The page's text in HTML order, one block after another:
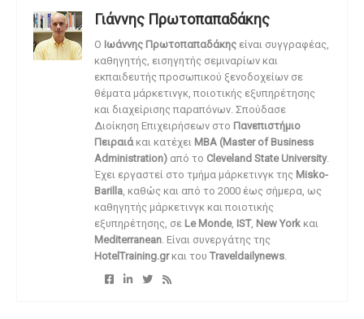
Γιάννης Πρωτοπαπαδάκης
O Ιωάννης Πρωτοπαπαδάκης είναι συγγραφέας,
καθηγητής, εισηγητής σεμιναρίων και
εκπαιδευτής προσωπικού ξενοδοχείων σε
θέματα μάρκετινγκ, ποιοτικής εξυπηρέτησης
και διαχείρισης παραπόνων. Σπούδασε
Διοίκηση Επιχειρήσεων στο Πανεπιστήμιο
Πειραιάκαι κατέχει MBA (Master of Business
Administration) από το Cleveland State University.
Έχει εργαστεί στο τμήμα μάρκετινγκ της Misko-
Barilla, καθώς και από το 2000 έως σήμερα, ως
καθηγητής μάρκετινγκ και ποιοτικής
εξυπηρέτησης, σε Le Monde, IST, New York και
Mediterranean. Είναι συνεργάτης της
HotelTraining.grκαι του Traveldailynews.